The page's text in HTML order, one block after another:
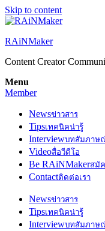
Skip to content
RAiNMaker
Content Creator
Menu
Member
Newsข่าวสาร
Tipsเทคนิคน่ารู้
Interviewบทสัมภาษ
Videoสื่อวีดีโอ
Be RAiNMakerสมั
Contactติดต่อเรา
Newsข่าวสาร
Tipsเทคนิคน่ารู้
Interviewบทสัมภาษ